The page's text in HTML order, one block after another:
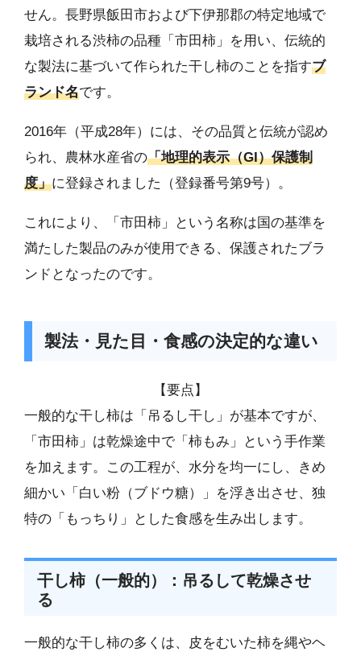
せん。長野県飯田市および下伊那郡の特定地域で
栽培される渋柿の品種「市田柿」を用い、伝統的
な製法に基づいて作られた干し柿のことを指すブ
ランド名です。
2016年（平成28年）には、その品質と伝統が認め
られ、農林水産省の「地理的表示（GI）保護制
度」に登録されました（登録番号第9号）。
これにより、「市田柿」という名称は国の基準を
満たした製品のみが使用できる、保護されたブラ
ンドとなったのです。
製法・見た目・食感の決定的な違い
【要点】
一般的な干し柿は「吊るし干し」が基本ですが、
「市田柿」は乾燥途中で「柿もみ」という手作業
を加えます。この工程が、水分を均一にし、きめ
細かい「白い粉（ブドウ糖）」を浮き出させ、独
特の「もっちり」とした食感を生み出します。
干し柿（一般的）：吊るして乾燥させ
る
一般的な干し柿の多くは、皮をむいた柿を縄やヘ